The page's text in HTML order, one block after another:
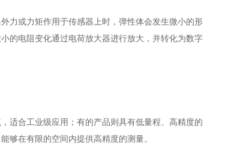
力或力矩作用于传感器上时，弹性体会发生微小的形
的电阻变化通过电荷放大器进行放大，并转化为数字
适合工业级应用；有的产品则具有低量程、高精度的
够在有限的空间内提供高精度的测量。